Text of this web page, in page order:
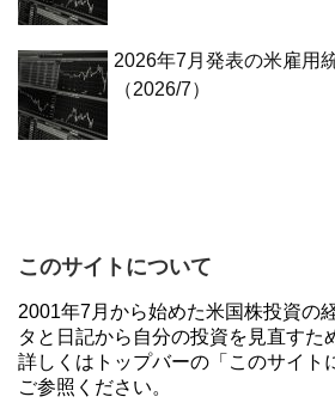
2026年7月発表の米雇用
（2026/7）
このサイトについて
2001年7月から始めた米国株投資の
タと日記から自分の投資を見直すた
詳しくはトップバーの「このサイト
ご参照ください。